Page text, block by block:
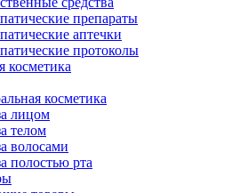
препараты
аптечки
протоколы
косметика
косметика
лицом
телом
волосами
полостью рта